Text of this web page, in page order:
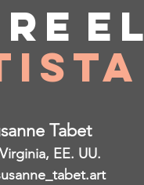
Tabet
EE. UU.
el